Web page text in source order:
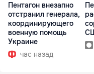
Пентагон внезапно
отстранил генерала,
координирующего
военную помощь
Украине
час назад